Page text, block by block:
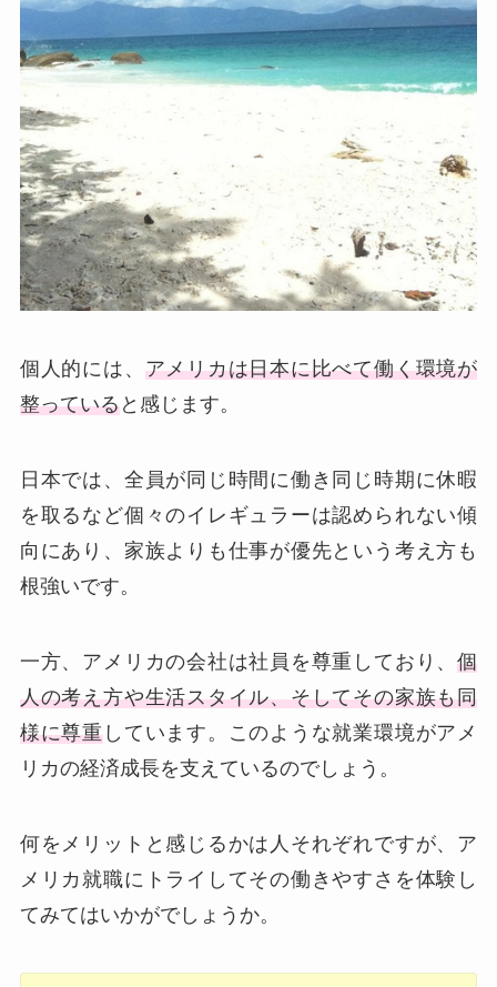
個人的には、 アメリカは日本に比べて働く環境が
整っていると感じます。
日本では、全員が同じ時間に働き同じ時期に休暇
を取るなど個々のイレギュラーは認められない傾
向にあり、家族よりも仕事が優先という考え方も
根強いです。
一方、アメリカの会社は社員を尊重しており、個
人の考え方や生活スタイル、そしてその家族も同
様に尊重 しています。このような就業環境がアメ
リカの経済成長を支えているのでしょう。
何をメリットと感じるかは人それぞれですが、ア
メリカ就職にトライしてその働きやすさを体験し
てみてはいかがでしょうか。